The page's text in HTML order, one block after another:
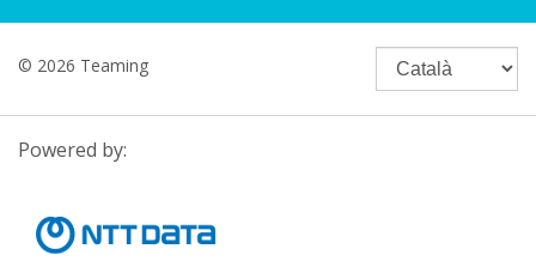
© 2026 Teaming
Powered by: